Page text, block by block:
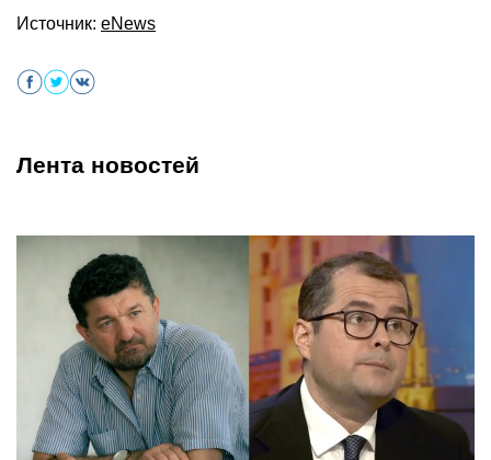
Источник: eNews
Лента новостей